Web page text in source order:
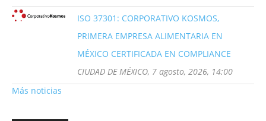
ISO 37301: CORPORATIVO KOSMOS,
PRIMERA EMPRESA ALIMENTARIA EN
MÉXICO CERTIFICADA EN COMPLIANCE
CIUDAD DE MÉXICO, 7 agosto, 2026, 14:00
Más noticias